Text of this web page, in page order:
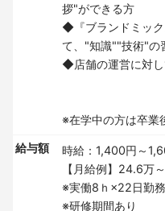
拶"ができる方
◆『ブランドミック
て、"知識""技術"の
◆店舗の運営に対
※在学中の方は卒業
給与額
時給：1,400円～
【月給例】24.6万
※実働8ｈ×22日勤
※研修期間あり